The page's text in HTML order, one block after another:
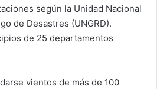
según la Unidad Nacional
de Desastres (UNGRD).
de 25 departamentos
vientos de más de 100